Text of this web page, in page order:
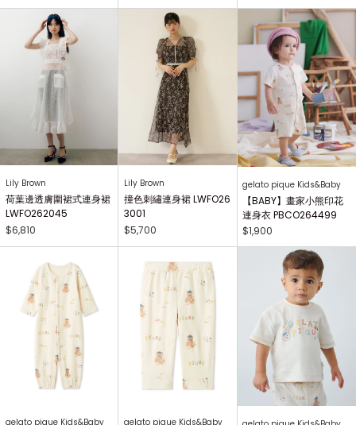
Lily Brown
荷葉邊透膚圍裙式連身裙
LWFO262045
$6,810
Lily Brown
撞色刺繡連身裙 LWFO26
3001
$5,700
gelato pique Kids&Baby
【BABY】畫家小熊印花
連身衣 PBCO264499
$1,900
gelato pique Kids&Baby gelato pique Kids&Baby